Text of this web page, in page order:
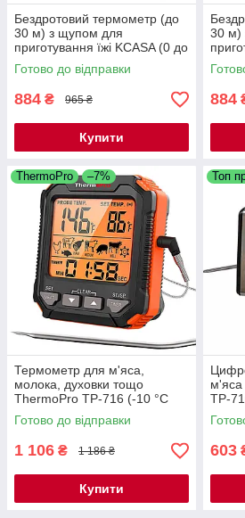
Бездротовий термометр (до
30 м) з щупом для
приготування їжі KCASA (0 до
+250 °С) З ф-їй таймера
Готово до відправки
884 ₴ 965 ₴
Купити
30 м)
+250
884
ThermoPro –7%
Термометр для м'яса,
молока, духовки тощо
ThermoPro TP-716 (-10 °C
-300 °C) з таймером,
магнітом і підсвіткою
Готово до відправки
1 106 ₴ 1 186 ₴
Купити
Топ
м'яса
ТР-
603